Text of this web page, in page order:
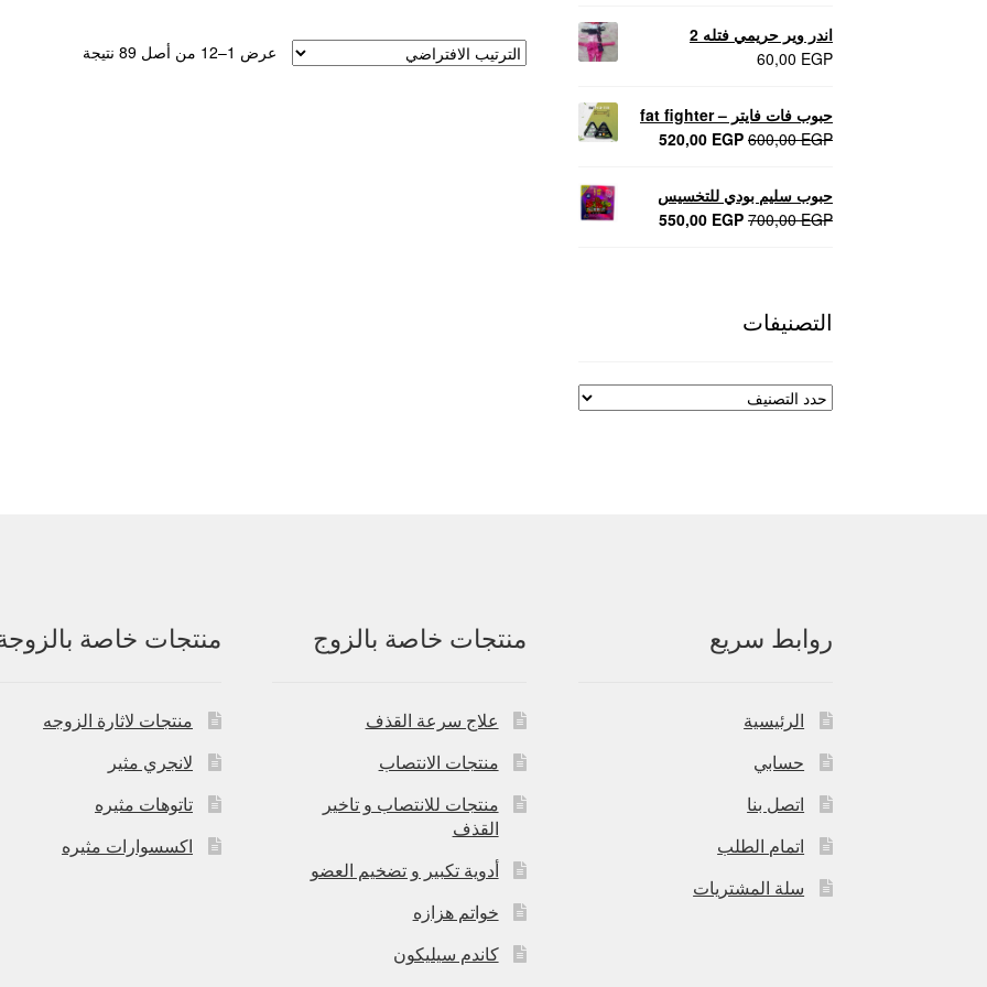
عرض 1–12 من أصل 89 نتيجة
اندر وير حريمي فتله 2
60,00 EGP
حبوب فات فايتر – fat fighter
600,00EGP
السعر
600,00 EGP.
520,00 EGP
السعر
520,00 EGP.
حبوب سليم بودي للتخسيس
700,00EGP
السعر550,00 EGP
السعر
التصنيفات
روابط سريع
الرئيسية
حسابي
اتصل بنا
اتمام الطلب
سلة المشتريات
منتجات خاصة بالزوج
علاج سرعة القذف
منتجات الانتصاب
منتجات للانتصاب و تاخير
القذف
أدوية تكبير و تضخيم العضو
خواتم هزازه
كاندم سيليكون
منتجات خاصة
منتجات لاثارة الزوجه
لانجري مثير
تاتوهات مثيره
اكسسوارات مثيره